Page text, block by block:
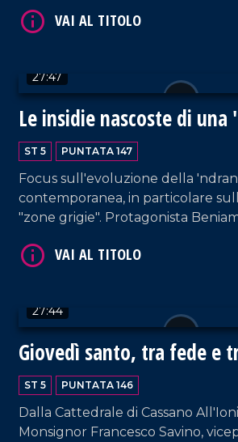
direttore di Calabria Film
Base.
27:47
Le insidie nascoste di
in evoluzione
ST 5 PUNTATA 147
Focus sull'evoluzione della
contemporanea, in particolare
"zone grigie". Protagonista
Catanzaro, figura di primo piano
Pedagogia dell'Antimafia
Calabria. Conduzione di Pier
27:44
Giovedì santo, tra fede e
ST 5 PUNTATA 146
Dalla Cattedrale di Cassano
Monsignor Francesco Savino,
VAI AL TITOLO
VAI AL TITOLO